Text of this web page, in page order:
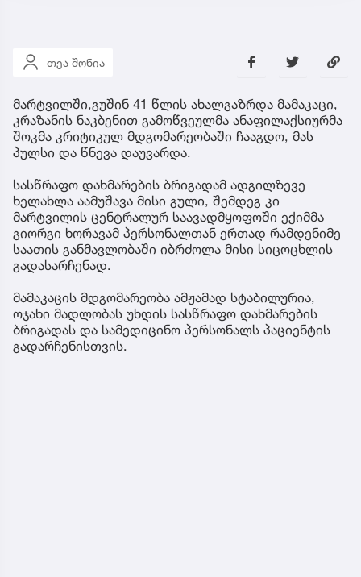
თეა შონია
მარტვილში,გუშინ 41 წლის ახალგაზრდა მამაკაცი,
კრაზანის ნაკბენით გამოწვეულმა ანაფილაქსიურმა
შოკმა კრიტიკულ მდგომარეობაში ჩააგდო, მას
პულსი და წნევა დაუვარდა.
სასწრაფო დახმარების ბრიგადამ ადგილზევე
ხელახლა აამუშავა მისი გული, შემდეგ კი
მარტვილის ცენტრალურ საავადმყოფოში ექიმმა
გიორგი ხორავამ პერსონალთან ერთად რამდენიმე
საათის განმავლობაში იბრძოლა მისი სიცოცხლის
გადასარჩენად.
მამაკაცის მდგომარეობა ამჟამად სტაბილურია,
ოჯახი მადლობას უხდის სასწრაფო დახმარების
ბრიგადას და სამედიცინო პერსონალს პაციენტის
გადარჩენისთვის.